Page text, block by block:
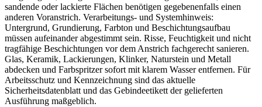
sandende oder lackierte Flächen benötigen gegebenenfalls einen
anderen Voranstrich. Verarbeitungs- und Systemhinweis:
Untergrund, Grundierung, Farbton und Beschichtungsaufbau
müssen aufeinander abgestimmt sein. Risse, Feuchtigkeit und nicht
tragfähige Beschichtungen vor dem Anstrich fachgerecht sanieren.
Glas, Keramik, Lackierungen, Klinker, Naturstein und Metall
abdecken und Farbspritzer sofort mit klarem Wasser entfernen. Für
Arbeitsschutz und Kennzeichnung sind das aktuelle
Sicherheitsdatenblatt und das Gebindeetikett der gelieferten
Ausführung maßgeblich.